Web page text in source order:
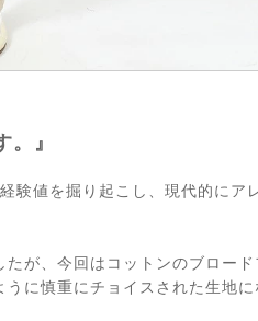
』
験値を掘り起こし、現代的にア
が、今回はコットンのブロード
に慎重にチョイスされた生地に